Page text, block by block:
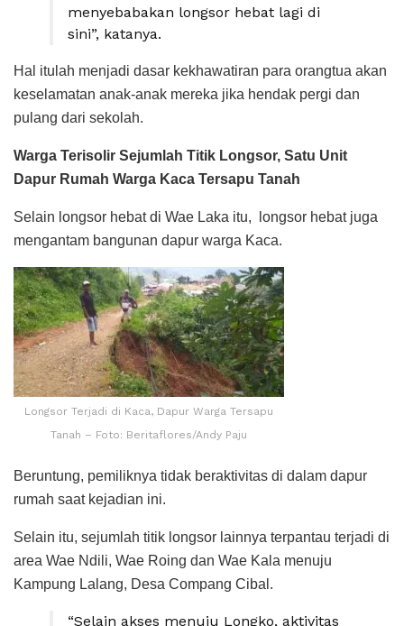
menyebabakan longsor hebat lagi di
sini”, katanya.
Hal itulah menjadi dasar kekhawatiran para orangtua akan
keselamatan anak-anak mereka jika hendak pergi dan
pulang dari sekolah.
Warga Terisolir Sejumlah Titik Longsor, Satu Unit
Dapur Rumah Warga Kaca Tersapu Tanah
Selain longsor hebat di Wae Laka itu, longsor hebat juga
mengantam bangunan dapur warga Kaca.
Longsor Terjadi di Kaca, Dapur Warga Tersapu
Tanah – Foto: Beritaflores/Andy Paju
Beruntung, pemiliknya tidak beraktivitas di dalam dapur
rumah saat kejadian ini.
Selain itu, sejumlah titik longsor lainnya terpantau terjadi di
area Wae Ndili, Wae Roing dan Wae Kala menuju
Kampung Lalang, Desa Compang Cibal.
“Selain akses menuju Longko, aktivitas